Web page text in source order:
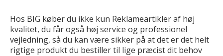
Hos BIG køber du ikke kun Reklameartikler af høj
kvalitet, du får også høj service og professionel
vejledning, så du kan være sikker på at det er det helt
rigtige produkt du bestiller til lige præcist dit behov